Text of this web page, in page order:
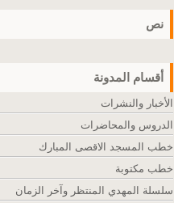
نص
أقسام المدونة
الأخبار والنشرات
الدروس والمحاضرات
خطب المسجد الاقصى المبارك
خطب مكتوبة
سلسلة المهدي المنتظر وآخر الزمان